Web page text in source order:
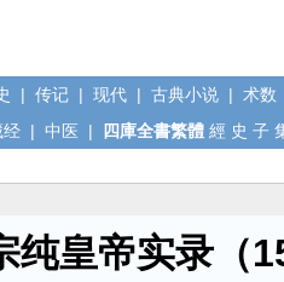
| 传记 | 现代 | 古典小说 | 术数
经 | 中医 | 四庫全書繁體 經 史 子
纯皇帝实录（